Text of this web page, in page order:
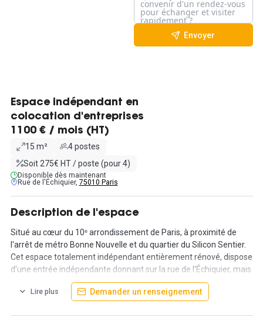
Envoyer
Espace indépendant en
colocation d'entreprises
1100 € / mois (HT)
15 m²
4 postes
Soit 275€ HT / poste (pour 4)
Disponible dès maintenant
Rue de l'Échiquier, 75010 Paris
Description de l'espace
Situé au cœur du 10ᵉ arrondissement de Paris, à proximité de
l'arrêt de métro Bonne Nouvelle et du quartier du Silicon Sentier.
Cet espace totalement indépendant entièrement rénové, dispose
d'une entrée indépendante donnant sur la rue de l'Échiquier, mais
également d'une autre entrée commune. Ancienne Boutique,
entièrement rénovée en bureau coworking, il offre une surface
également d'un espace kitchenette et de WC privatif.
Lire plus Demander un renseignement